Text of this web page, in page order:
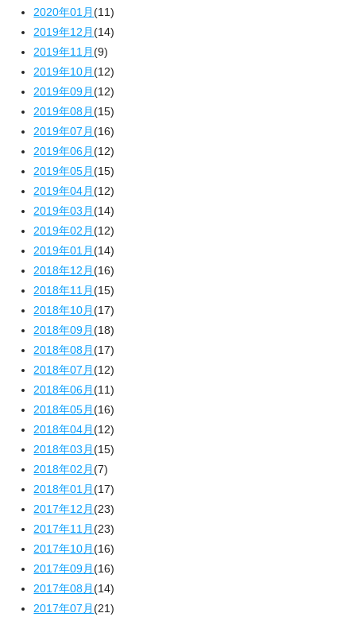
2020年01月(11)
2019年12月(14)
2019年11月(9)
2019年10月(12)
2019年09月(12)
2019年08月(15)
2019年07月(16)
2019年06月(12)
2019年05月(15)
2019年04月(12)
2019年03月(14)
2019年02月(12)
2019年01月(14)
2018年12月(16)
2018年11月(15)
2018年10月(17)
2018年09月(18)
2018年08月(17)
2018年07月(12)
2018年06月(11)
2018年05月(16)
2018年04月(12)
2018年03月(15)
2018年02月(7)
2018年01月(17)
2017年12月(23)
2017年11月(23)
2017年10月(16)
2017年09月(16)
2017年08月(14)
2017年07月(21)